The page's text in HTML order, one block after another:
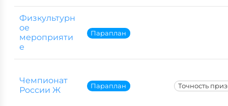
Физкультурн
ое
мероприяти
е
Параплан
Чемпионат
России Ж
Параплан Точность